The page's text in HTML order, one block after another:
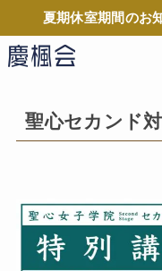
夏期休室期間のお
聖心セカンド